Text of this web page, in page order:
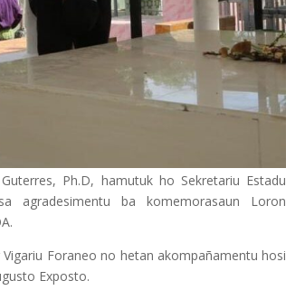
Ph.D, hamutuk ho Sekretariu Estadu
agradesimentu ba komemorasaun Loron
Foraneo no hetan akompañamentu hosi
Exposto.